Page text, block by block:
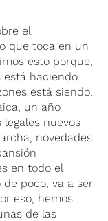
el
que toca en un
esto porque,
está haciendo
está siendo,
un año
nuevos
novedades
en todo el
poco, va a ser
eso, hemos
de las